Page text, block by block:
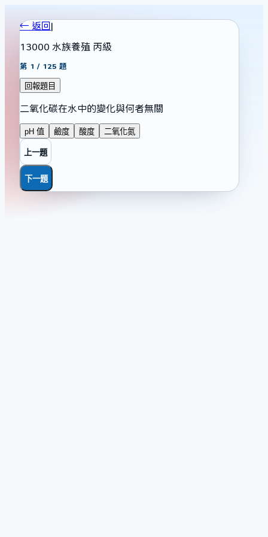
← 返回|
13000 水族養殖 丙級
第 1 / 125 題
回報題目
二氧化碳在水中的變化與何者無關
pH 值 鹼度 酸度 二氧化氮
上一題
下一題